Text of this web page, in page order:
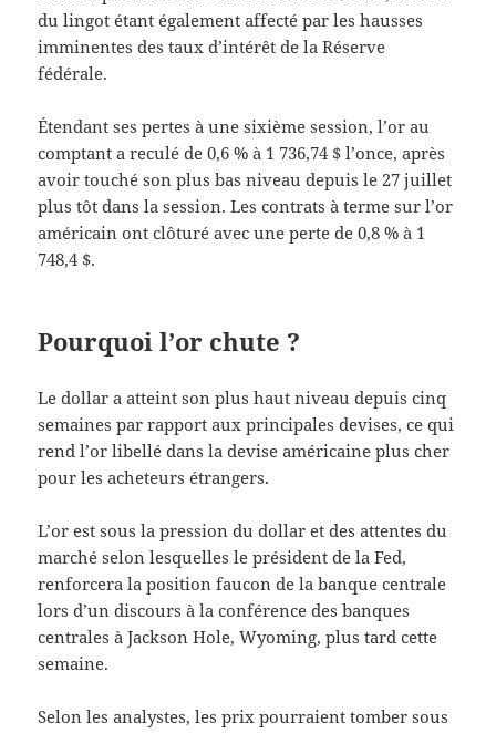
du lingot étant également affecté par les hausses
imminentes des taux d’intérêt de la Réserve
fédérale.
Étendant ses pertes à une sixième session, l’or au
comptant a reculé de 0,6 % à 1 736,74 $ l’once, après
avoir touché son plus bas niveau depuis le 27 juillet
plus tôt dans la session. Les contrats à terme sur l’or
américain ont clôturé avec une perte de 0,8 % à 1
748,4 $.
Pourquoi l’or chute ?
Le dollar a atteint son plus haut niveau depuis cinq
semaines par rapport aux principales devises, ce qui
rend l’or libellé dans la devise américaine plus cher
pour les acheteurs étrangers.
L’or est sous la pression du dollar et des attentes du
marché selon lesquelles le président de la Fed,
renforcera la position faucon de la banque centrale
lors d’un discours à la conférence des banques
centrales à Jackson Hole, Wyoming, plus tard cette
semaine.
Selon les analystes, les prix pourraient tomber sous